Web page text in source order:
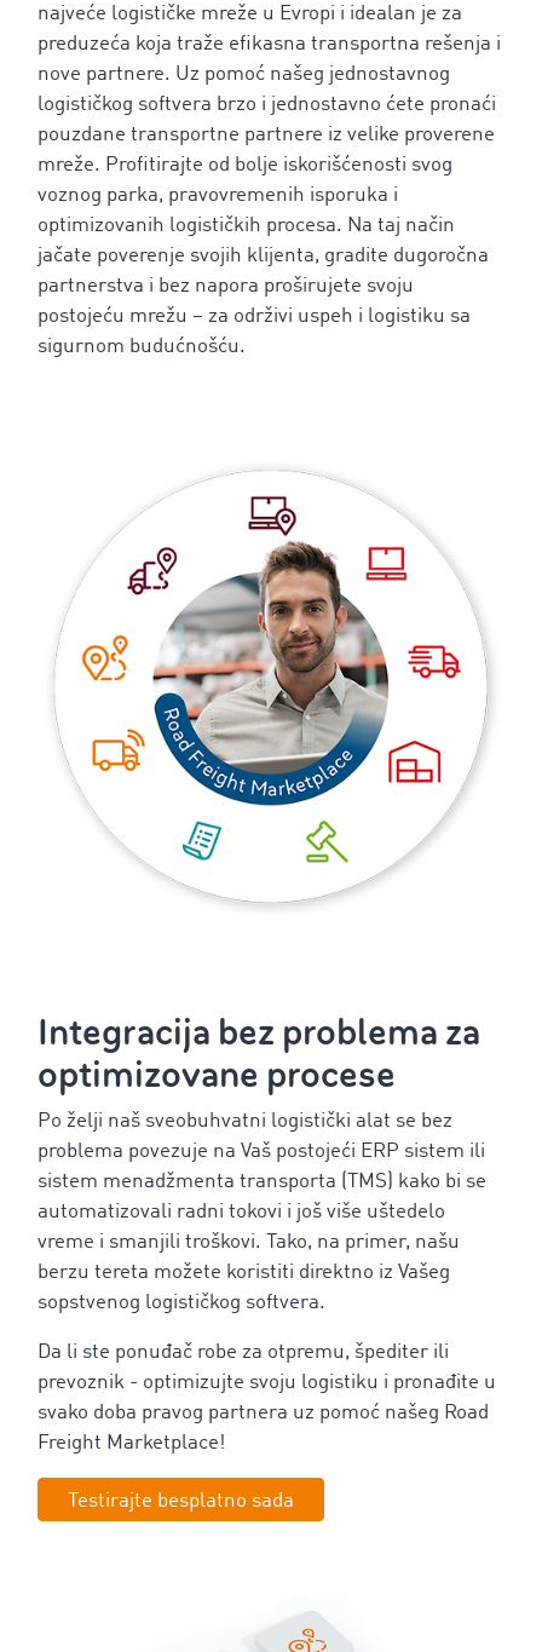
najveće logističke mreže u Evropi i idealan je za
preduzeća koja traže efikasna transportna rešenja i
nove partnere. Uz pomoć našeg jednostavnog
logističkog softvera brzo i jednostavno ćete pronaći
pouzdane transportne partnere iz velike proverene
mreže. Profitirajte od bolje iskorišćenosti svog
voznog parka, pravovremenih isporuka i
optimizovanih logističkih procesa. Na taj način
jačate poverenje svojih klijenta, gradite dugoročna
partnerstva i bez napora proširujete svoju
postojeću mrežu – za održivi uspeh i logistiku sa
sigurnom budućnošću.
Integracija bez problema za
optimizovane procese
Po želji naš sveobuhvatni logistički alat se bez
problema povezuje na Vaš postojeći ERP sistem ili
sistem menadžmenta transporta (TMS) kako bi se
automatizovali radni tokovi i još više uštedelo
vreme i smanjili troškovi. Tako, na primer, našu
berzu tereta možete koristiti direktno iz Vašeg
sopstvenog logističkog softvera.
Da li ste ponuđač robe za otpremu, špediter ili
prevoznik - optimizujte svoju logistiku i pronađite u
svako doba pravog partnera uz pomoć našeg Road
Freight Marketplace!
Testirajte besplatno sada